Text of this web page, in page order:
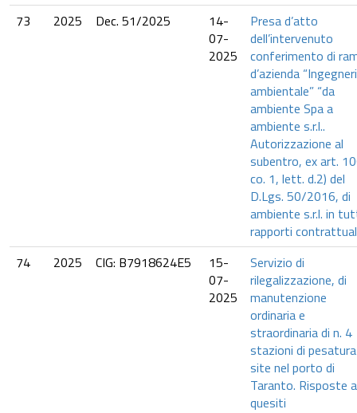
73
2025 Dec. 51/2025
14-
07-
2025
Presa d’atto
dell’intervenuto
conferimento di
d’azienda
ambientale” “da
ambiente Spa a
ambiente s.r.l..
Autorizzazione al
subentro, ex art.
co. 1, lett. d.2) del
D.Lgs. 50/2016, di
ambiente s.r.l. in
rapporti
74
2025 CIG: B7918624E5
15-
07-
2025
Servizio di
rilegalizzazione, di
manutenzione
ordinaria e
straordinaria di n. 4
stazioni di pesatura
site nel porto di
Taranto. Risposte
quesiti